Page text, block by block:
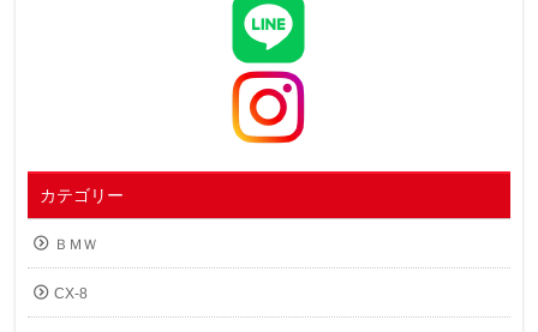
カテゴリー
ＢＭＷ
CX-8